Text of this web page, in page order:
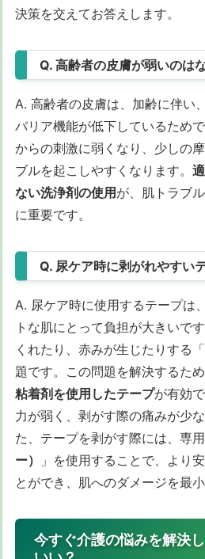
決策を交えてお答えします。
Q. 高齢者の皮膚が弱いのは
A. 高齢者の皮膚は、加齢に伴い
バリア機能が低下しているため
からの刺激に弱くなり、少しの
ブルを起こしやすくなります。
ない洗浄剤の使用が、肌トラブ
に重要です。
Q. 尿ケア時に剥がれやすい
A. 尿ケア時に使用するテープは
トな肌にとって負担が大きいで
くれたり、赤みが生じたりする
題です。この問題を解決するため
粘着剤を使用したテープが有効
力が弱く、剥がす際の痛みが少
た、テープを剥がす際には、専
ー）
」を使用することで、より
とができ、肌へのダメージを最
今すぐ介護の悩みを解決